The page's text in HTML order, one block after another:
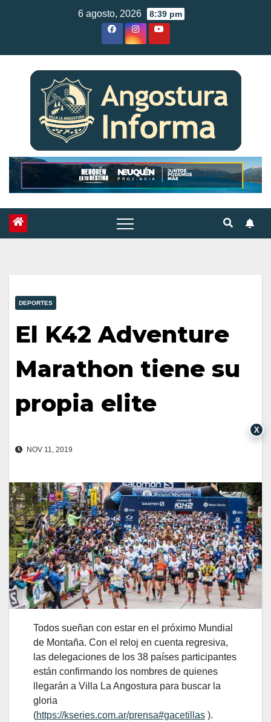
6 agosto, 2026 8:39 pm
DEPORTES
El K42 Adventure
Marathon tiene su
propia elite
NOV 11, 2019
Todos sueñan con estar en el próximo Mundial
de Montaña. Con el reloj en cuenta regresiva,
las delegaciones de los 38 países participantes
están confirmando los nombres de quienes
llegarán a Villa La Angostura para buscar la
gloria
(https://kseries.com.ar/prensa#gacetillas ).
X